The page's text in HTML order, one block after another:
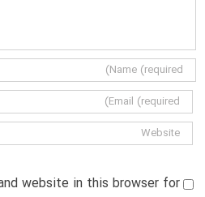
website in this browser for